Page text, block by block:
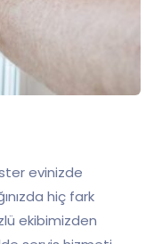
evinizde
hiç fark
ekibimizden